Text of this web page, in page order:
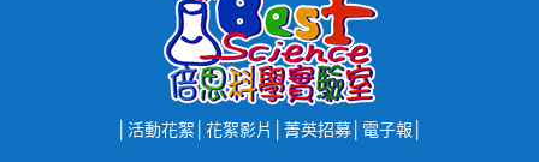
活動花絮 花絮影片 菁英招募│ 電子報